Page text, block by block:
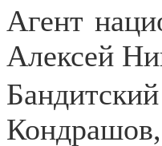
Агент
Алексей